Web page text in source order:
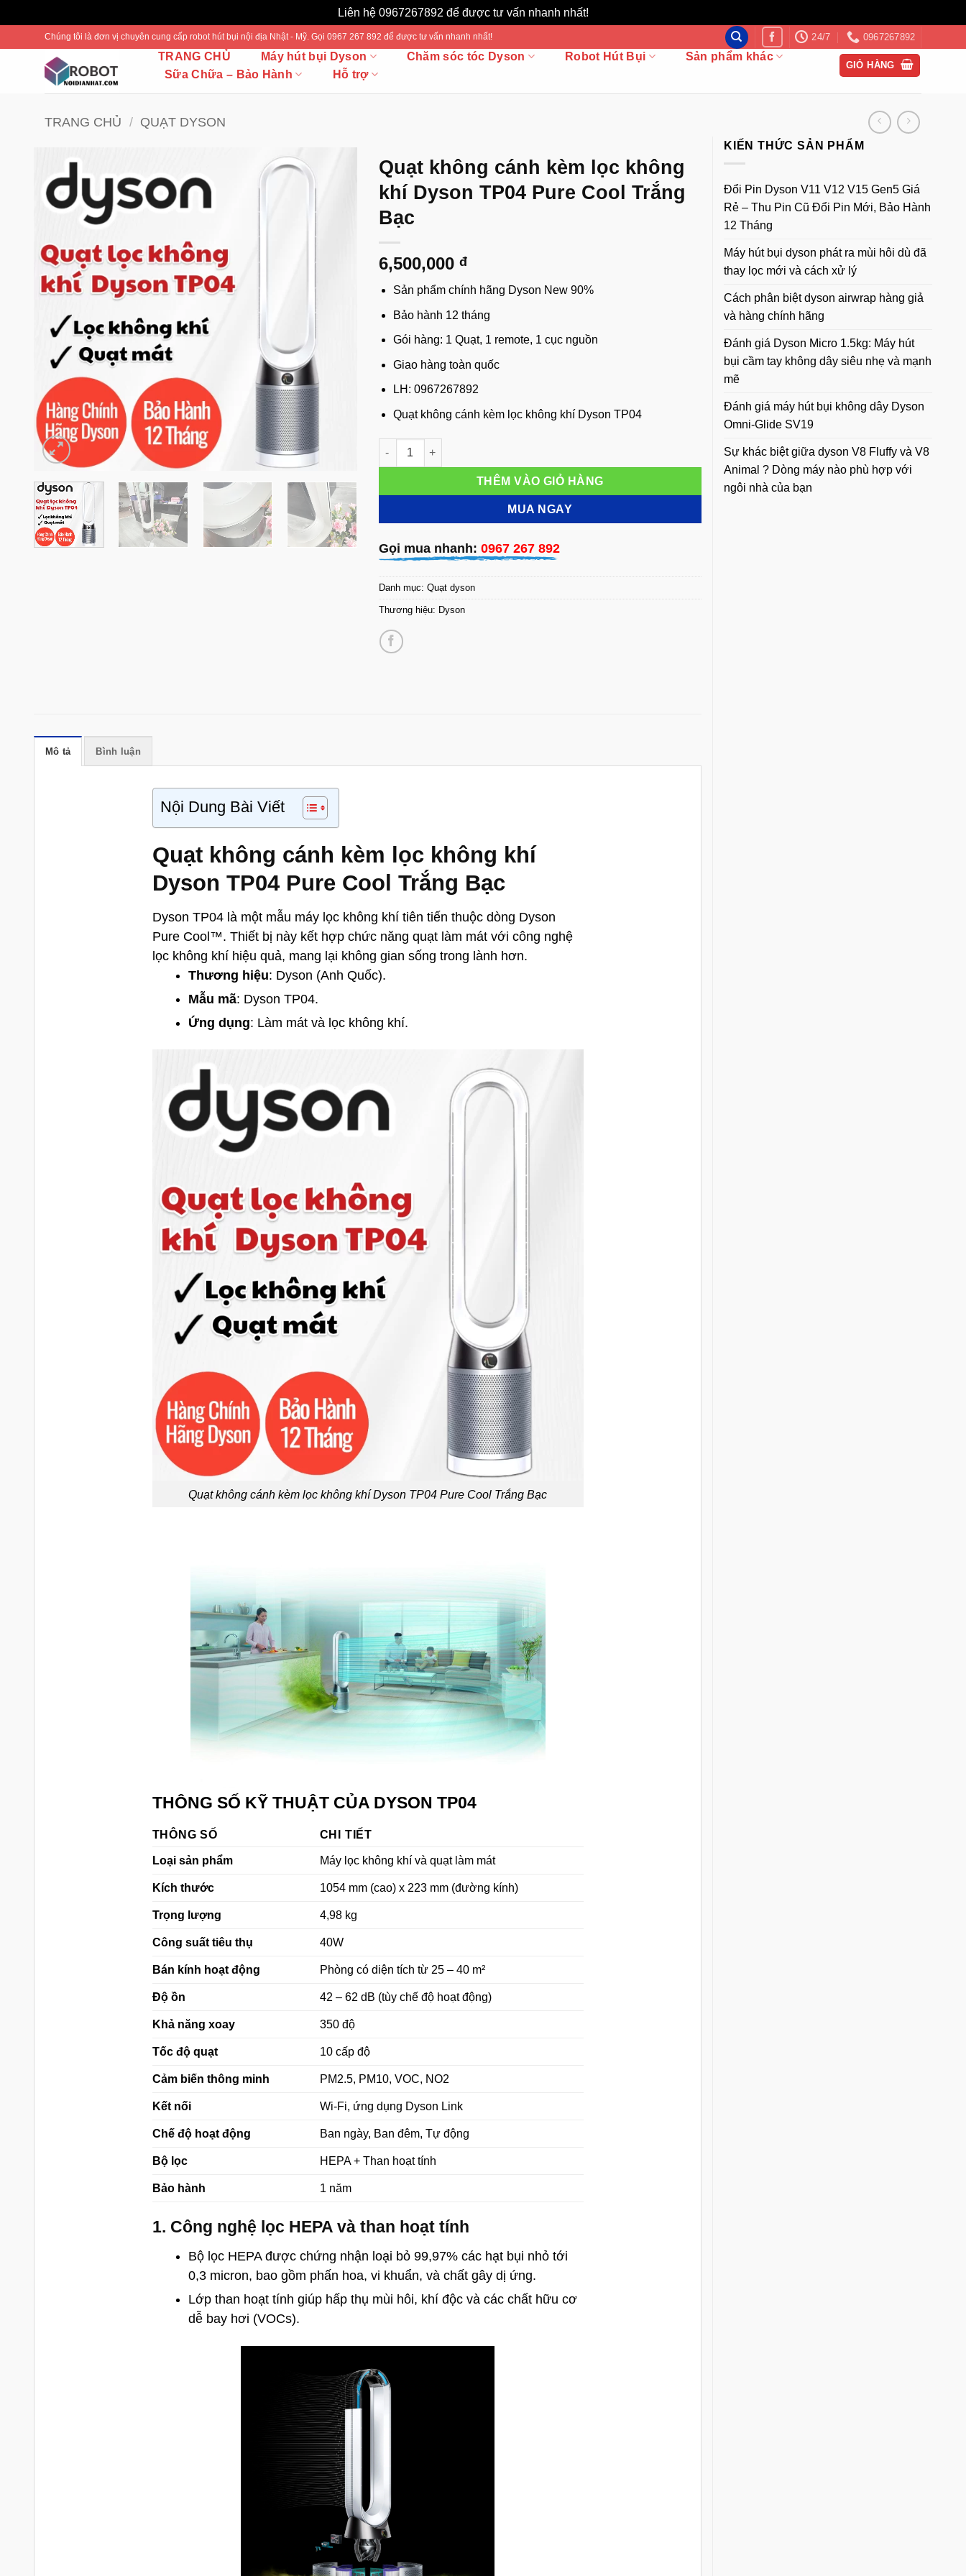
Liên hệ 0967267892 để được tư vấn nhanh nhất!
qua
Chúng tôi là đơn vị chuyên cung cấp robot hút bụi nội địa Nhật - Mỹ. Gọi 0967 267 892 để được tư vấn nhanh nhất! 24/7 0967267892
TRANG CHỦ Máy hút bụi Dyson Chăm sóc tóc Dyson Robot Hút Bụi
Sản phẩm khác
Sữa Chữa – Bảo Hành
Hỗ trợ
GIỎ HÀNG
TRANG CHỦ / QUẠT DYSON
KIẾN THỨC SẢN PHẨM
Đổi Pin Dyson V11 V12 V15 Gen5 Giá
Rẻ – Thu Pin Cũ Đổi Pin Mới, Bảo Hành
12 Tháng
Máy hút bụi dyson phát ra mùi hôi dù đã
thay lọc mới và cách xử lý
Cách phân biệt dyson airwrap hàng giả
và hàng chính hãng
Đánh giá Dyson Micro 1.5kg: Máy hút
bụi cầm tay không dây siêu nhẹ và mạnh
mẽ
Đánh giá máy hút bụi không dây Dyson
Omni-Glide SV19
Sự khác biệt giữa dyson V8 Fluffy và V8
Animal ? Dòng máy nào phù hợp với
ngôi nhà của bạn
Quạt không cánh kèm lọc không
khí Dyson TP04 Pure Cool Trắng
Bạc
6,500,000 đ
Sản phẩm chính hãng Dyson New 90%
Bảo hành 12 tháng
Gói hàng: 1 Quạt, 1 remote, 1 cục nguồn
Giao hàng toàn quốc
LH: 0967267892
Quạt không cánh kèm lọc không khí Dyson TP04
Quạt không cánh kèm lọc không khí Dyson TP04 Pure Cool Trắng Bạc số lượng
THÊM VÀO GIỎ HÀNG
MUA NGAY
Gọi mua nhanh: 0967 267 892
Danh mục: Quạt dyson
Thương hiệu: Dyson
Mô tả Bình luận
Nội Dung Bài Viết
Quạt không cánh kèm lọc không khí
Dyson TP04 Pure Cool Trắng Bạc
Dyson TP04 là một mẫu máy lọc không khí tiên tiến thuộc dòng Dyson
Pure Cool™. Thiết bị này kết hợp chức năng quạt làm mát với công nghệ
lọc không khí hiệu quả, mang lại không gian sống trong lành hơn.
Thương hiệu: Dyson (Anh Quốc).
Mẫu mã: Dyson TP04.
Ứng dụng: Làm mát và lọc không khí.
Quạt không cánh kèm lọc không khí Dyson TP04 Pure Cool Trắng Bạc
THÔNG SỐ KỸ THUẬT CỦA DYSON TP04
THÔNG SỐ
CHI TIẾT
Loại sản phẩm
Máy lọc không khí và quạt làm mát
Kích thước 1054 mm (cao) x 223 mm (đường kính)
Trọng lượng 4,98 kg
Công suất tiêu thụ 40W
Bán kính hoạt động Phòng có diện tích từ 25 – 40 m²
Độ ồn 42 – 62 dB (tùy chế độ hoạt động)
Khả năng xoay 350 độ
Tốc độ quạt 10 cấp độ
Cảm biến thông minh PM2.5, PM10, VOC, NO2
Kết nối Wi-Fi, ứng dụng Dyson Link
Chế độ hoạt động Ban ngày, Ban đêm, Tự động
Bộ lọc HEPA + Than hoạt tính
Bảo hành 1 năm
1. Công nghệ lọc HEPA và than hoạt tính
Bộ lọc HEPA được chứng nhận loại bỏ 99,97% các hạt bụi nhỏ tới
0,3 micron, bao gồm phấn hoa, vi khuẩn, và chất gây dị ứng.
Lớp than hoạt tính giúp hấp thụ mùi hôi, khí độc và các chất hữu cơ
dễ bay hơi (VOCs).